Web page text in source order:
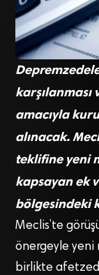
karşılanması
amacıyla
alınacak.
teklifine yeni
kapsayan ek
bölgesindeki
Meclis’te
önergeyle yeni
birlikte